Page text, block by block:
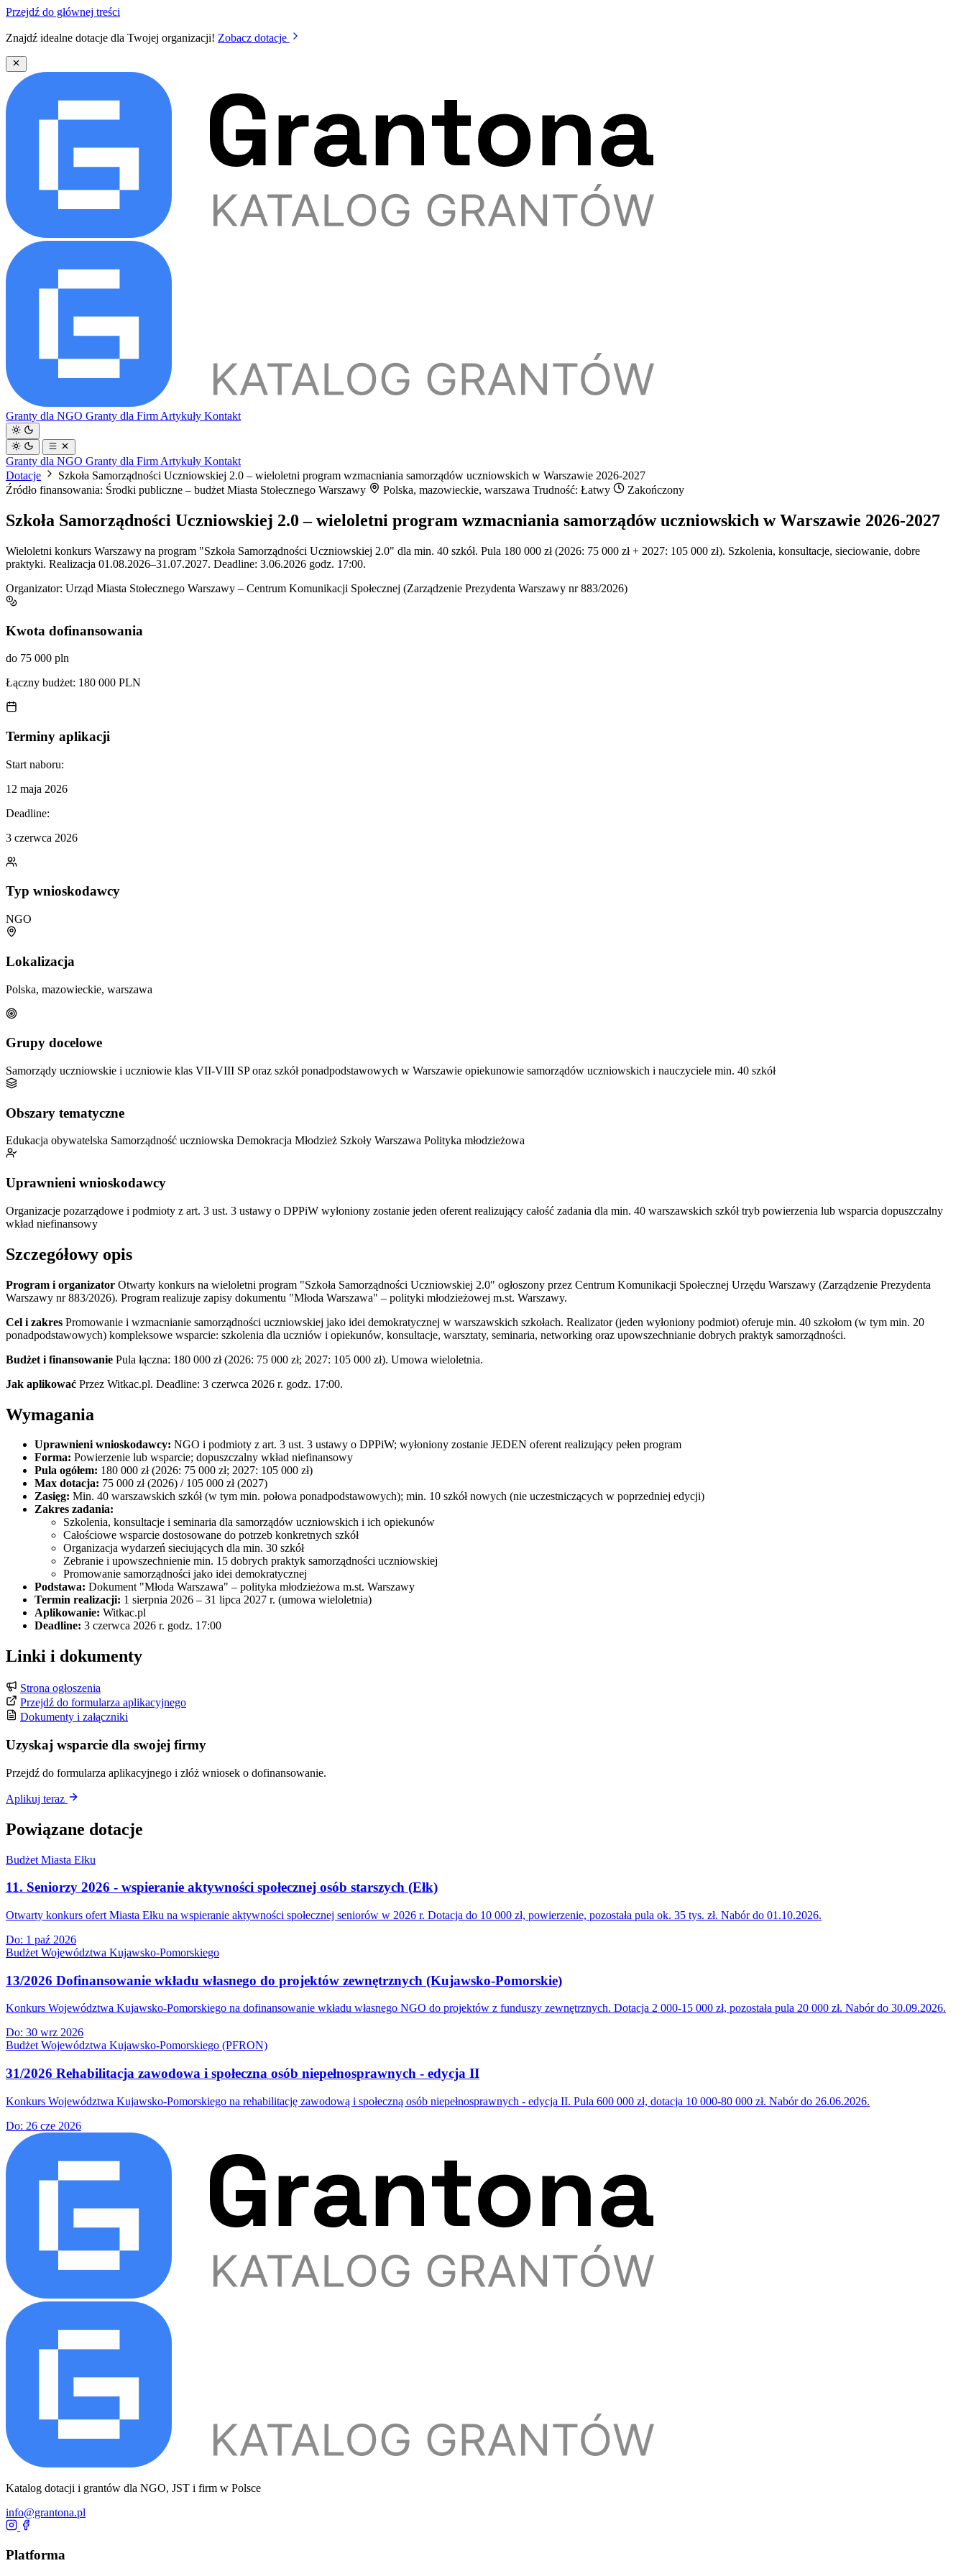
Przejdź do głównej treści
Znajdź idealne dotacje dla Twojej organizacji! Zobacz dotacje
Granty dla NGO Granty dla Firm Artykuły Kontakt
Granty dla NGO Granty dla Firm Artykuły Kontakt
Dotacje
Szkoła Samorządności Uczniowskiej 2.0 – wieloletni program wzmacniania samorządów uczniowskich w Warszawie 2026-2027
Źródło finansowania: Środki publiczne – budżet Miasta Stołecznego Warszawy
Polska, mazowieckie, warszawa Trudność: Łatwy Zakończony
Szkoła Samorządności Uczniowskiej 2.0 – wieloletni program wzmacniania samorządów uczniowskich w Warszawie 2026-2027
Wieloletni konkurs Warszawy na program "Szkoła Samorządności Uczniowskiej 2.0" dla min. 40 szkół. Pula 180 000 zł (2026: 75 000 zł + 2027: 105 000 zł). Szkolenia, konsultacje, sieciowanie, dobre
praktyki. Realizacja 01.08.2026–31.07.2027. Deadline: 3.06.2026 godz. 17:00.
Organizator: Urząd Miasta Stołecznego Warszawy – Centrum Komunikacji Społecznej (Zarządzenie Prezydenta Warszawy nr 883/2026)
Kwota dofinansowania
do 75 000 pln
Łączny budżet: 180 000 PLN
Terminy aplikacji
Start naboru:
12 maja 2026
Deadline:
3 czerwca 2026
Typ wnioskodawcy
NGO
Lokalizacja
Polska, mazowieckie, warszawa
Grupy docelowe
Samorządy uczniowskie i uczniowie klas VII-VIII SP oraz szkół ponadpodstawowych w Warszawie opiekunowie samorządów uczniowskich i nauczyciele min. 40 szkół
Obszary tematyczne
Edukacja obywatelska Samorządność uczniowska Demokracja Młodzież Szkoły Warszawa Polityka młodzieżowa
Uprawnieni wnioskodawcy
Organizacje pozarządowe i podmioty z art. 3 ust. 3 ustawy o DPPiW wyłoniony zostanie jeden oferent realizujący całość zadania dla min. 40 warszawskich szkółtryb powierzenia lub wsparcia dopuszczalny
wkład niefinansowy
Szczegółowy opis
Program i organizator Otwarty konkurs na wieloletni program "Szkoła Samorządności Uczniowskiej 2.0" ogłoszony przez Centrum Komunikacji Społecznej Urzędu Warszawy (Zarządzenie Prezydenta
Warszawy nr 883/2026). Program realizuje zapisy dokumentu "Młoda Warszawa" – polityki młodzieżowej m.st. Warszawy.
Cel i zakres Promowanie i wzmacnianie samorządności uczniowskiej jako idei demokratycznej w warszawskich szkołach. Realizator (jeden wyłoniony podmiot) oferuje min. 40 szkołom (w tym min. 20
ponadpodstawowych) kompleksowe wsparcie: szkolenia dla uczniów i opiekunów, konsultacje, warsztaty, seminaria, networking oraz upowszechnianie dobrych praktyk samorządności.
Budżet i finansowanie Pula łączna: 180 000 zł (2026: 75 000 zł; 2027: 105 000 zł). Umowa wieloletnia.
Jak aplikować Przez Witkac.pl. Deadline: 3 czerwca 2026 r. godz. 17:00.
Wymagania
Uprawnieni wnioskodawcy: NGO i podmioty z art. 3 ust. 3 ustawy o DPPiW; wyłoniony zostanie JEDEN oferent realizujący pełen program
Forma: Powierzenie lub wsparcie; dopuszczalny wkład niefinansowy
Pula ogółem: 180 000 zł (2026: 75 000 zł; 2027: 105 000 zł)
Max dotacja: 75 000 zł (2026) / 105 000 zł (2027)
Zasięg: Min. 40 warszawskich szkół (w tym min. połowa ponadpodstawowych); min. 10 szkół nowych (nie uczestniczących w poprzedniej edycji)
Zakres zadania:
Szkolenia, konsultacje i seminaria dla samorządów uczniowskich i ich opiekunów
Całościowe wsparcie dostosowane do potrzeb konkretnych szkół
Organizacja wydarzeń sieciujących dla min. 30 szkół
Zebranie i upowszechnienie min. 15 dobrych praktyk samorządności uczniowskiej
Promowanie samorządności jako idei demokratycznej
Podstawa: Dokument "Młoda Warszawa" – polityka młodzieżowa m.st. Warszawy
Termin realizacji: 1 sierpnia 2026 – 31 lipca 2027 r. (umowa wieloletnia)
Aplikowanie: Witkac.pl
Deadline: 3 czerwca 2026 r. godz. 17:00
Linki i dokumenty
Strona ogłoszenia
Przejdź do formularza aplikacyjnego
Dokumenty i załączniki
Uzyskaj wsparcie dla swojej firmy
Przejdź do formularza aplikacyjnego i złóż wniosek o dofinansowanie.
Aplikuj teraz
Powiązane dotacje
Budżet Miasta Ełku
11. Seniorzy 2026 - wspieranie aktywności społecznej osób starszych (Ełk)
Otwarty konkurs ofert Miasta Ełku na wspieranie aktywności społecznej seniorów w 2026 r. Dotacja do 10 000 zł, powierzenie, pozostała pula ok. 35 tys. zł. Nabór do 01.10.2026.
Do: 1 paź 2026
Budżet Województwa Kujawsko-Pomorskiego
13/2026 Dofinansowanie wkładu własnego do projektów zewnętrznych (Kujawsko-Pomorskie)
Konkurs Województwa Kujawsko-Pomorskiego na dofinansowanie wkładu własnego NGO do projektów z funduszy zewnętrznych. Dotacja 2 000-15 000 zł, pozostała pula 20 000 zł. Nabór do 30.09.2026.
Do: 30 wrz 2026
Budżet Województwa Kujawsko-Pomorskiego (PFRON)
31/2026 Rehabilitacja zawodowa i społeczna osób niepełnosprawnych - edycja II
Konkurs Województwa Kujawsko-Pomorskiego na rehabilitację zawodową i społeczną osób niepełnosprawnych - edycja II. Pula 600 000 zł, dotacja 10 000-80 000 zł. Nabór do 26.06.2026.
Do: 26 cze 2026
Katalog dotacji i grantów dla NGO, JST i firm w Polsce
info@grantona.pl
Platforma